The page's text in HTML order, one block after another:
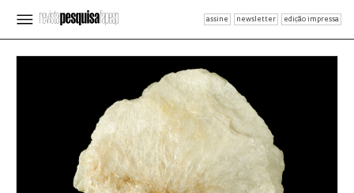
assine newsletter edição impressa